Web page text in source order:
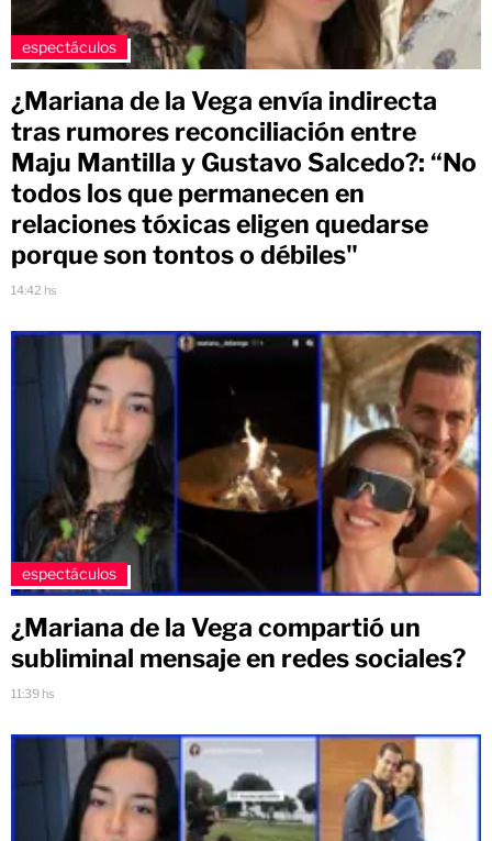
espectáculos
¿Mariana de la Vega envía indirecta
tras rumores reconciliación entre
Maju Mantilla y Gustavo Salcedo?: “No
todos los que permanecen en
relaciones tóxicas eligen quedarse
porque son tontos o débiles"
14:42 hs
espectáculos
¿Mariana de la Vega compartió un
subliminal mensaje en redes sociales?
11:39 hs